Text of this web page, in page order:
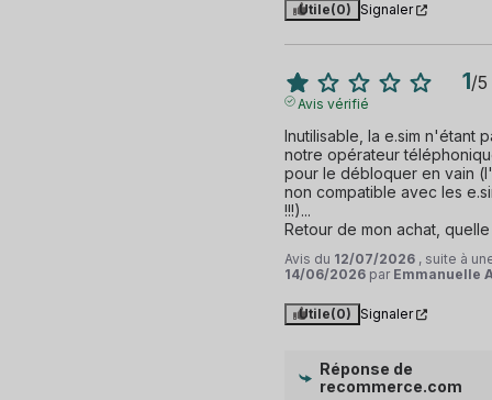
Utile(0) Signaler
1/5
Avis vérifié
Inutilisable, la e.sim n'étant
notre opérateur
pour le débloquer en vain
non compatible avec les
!!!)...
Retour de mon achat,
Avis du 12/07/2026 , suite à
14/06/2026 par Emmanuelle
Utile(0) Signaler
Réponse de
recommerce.com